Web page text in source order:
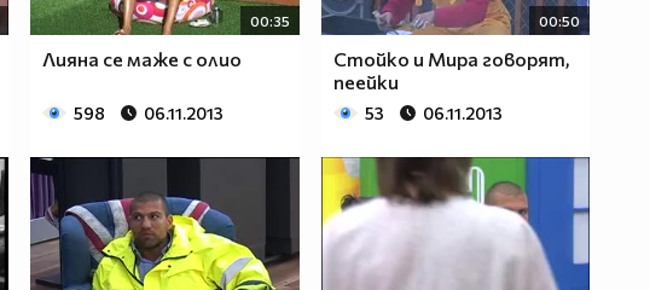
00:35
Лияна се маже с олио
598 06.11.2013
00:50
Стойко и Мира говорят,
пеейки
53 06.11.2013